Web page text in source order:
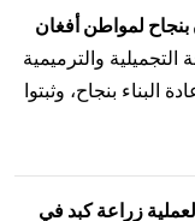
بنجاح لمواطن أفغان
والترميمية
بنجاح، وثبتوا
يخضع لعملية زراعة كبد في